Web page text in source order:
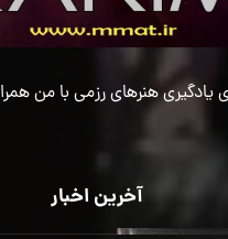
یادگیری هنرهای رزمی با من
آخرین اخبار